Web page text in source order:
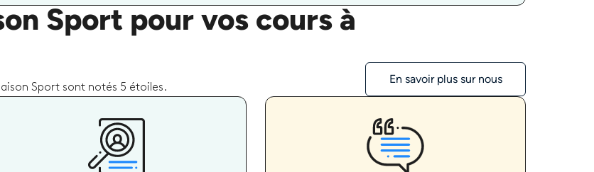
Sport pour vos cours à
Sport sont notés 5 étoiles.
En savoir plus sur nous